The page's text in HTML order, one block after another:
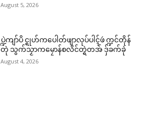
August 5, 2026
ပ္ဍဲကျာ်ပိ င္ရုဟ်ကပေါတ်ဖျာလုပ်ပါၚ်ဖဴ က္ဍင်တိုန်
တုဲ သွက်သၟာကမၠောန်စလိင်တ္ရဲတအ် ဒှ်ခက်ခုဲ
August 4, 2026